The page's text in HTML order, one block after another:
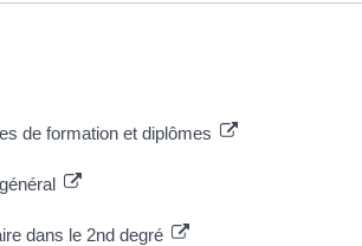
de formation et diplômes
dans le 2nd degré